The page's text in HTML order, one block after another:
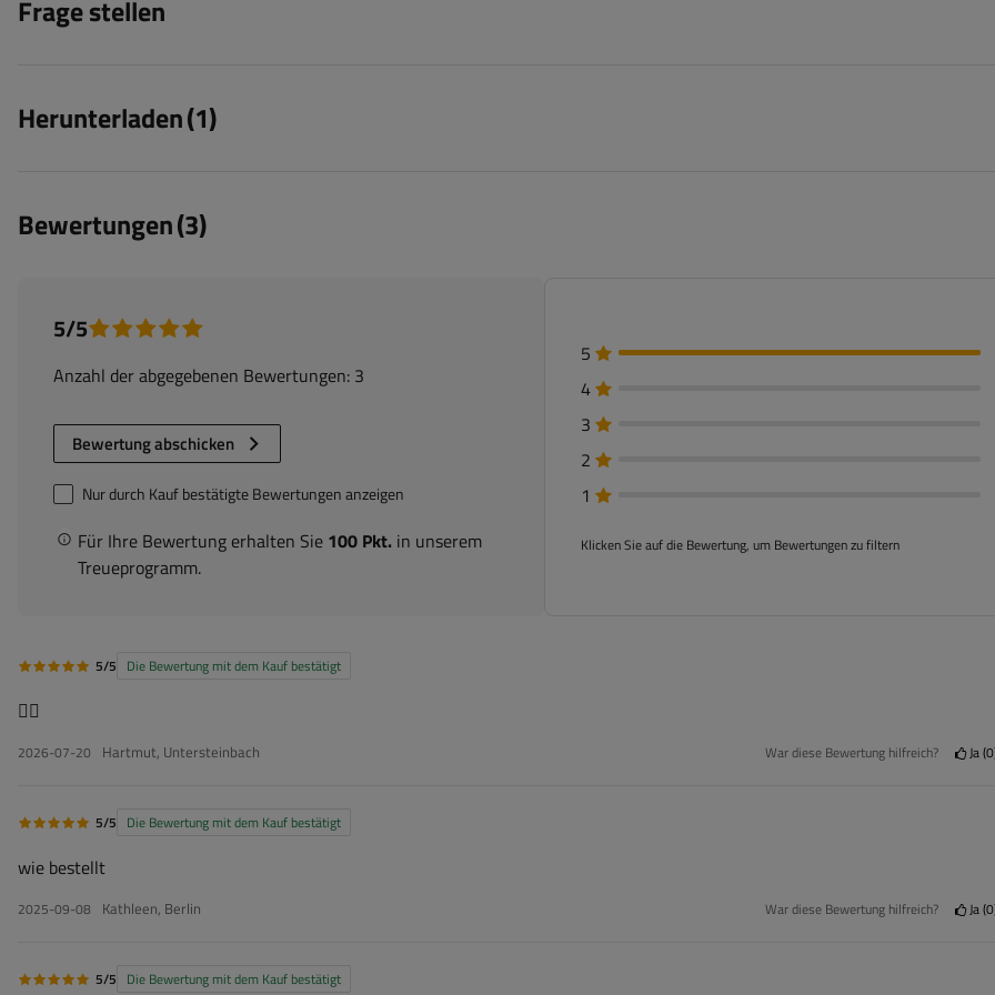
Frage stellen
Herunterladen(1)
Bewertungen(3)
5/5
Anzahl der abgegebenen Bewertungen: 3
Bewertung abschicken
Für Ihre Bewertung erhalten Sie 100 Pkt. in unserem
Treueprogramm.
Nur durch Kauf bestätigte Bewertungen anzeigen
5
4
3
2
1
Klicken Sie auf die Bewertung, um Bewertungen zu filtern
5/5 Die Bewertung mit dem Kauf bestätigt
👍🏻
2026-07-20 Hartmut, Untersteinbach War diese Bewertung hilfreich? Ja 0
5/5 Die Bewertung mit dem Kauf bestätigt
wie bestellt
2025-09-08 Kathleen, Berlin War diese Bewertung hilfreich? Ja 0
5/5 Die Bewertung mit dem Kauf bestätigt